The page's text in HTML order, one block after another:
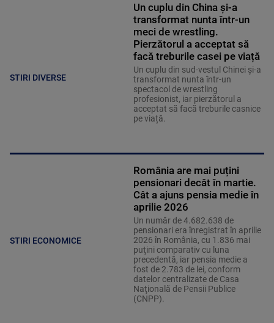
STIRI DIVERSE
Un cuplu din China și-a
transformat nunta într-un
meci de wrestling.
Pierzătorul a acceptat să
facă treburile casei pe viață
Un cuplu din sud-vestul Chinei și-a
transformat nunta într-un
spectacol de wrestling
profesionist, iar pierzătorul a
acceptat să facă treburile casnice
pe viață.
STIRI ECONOMICE
România are mai puțini
pensionari decât în martie.
Cât a ajuns pensia medie în
aprilie 2026
Un număr de 4.682.638 de
pensionari era înregistrat în aprilie
2026 în România, cu 1.836 mai
puţini comparativ cu luna
precedentă, iar pensia medie a
fost de 2.783 de lei, conform
datelor centralizate de Casa
Naţională de Pensii Publice
(CNPP).